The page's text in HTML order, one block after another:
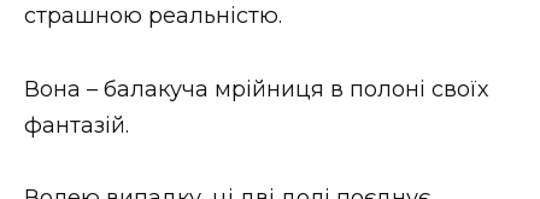
ВІДЕО
страшною реальністю.
Вона – балакуча мрійниця в полоні своїх
фантазій.